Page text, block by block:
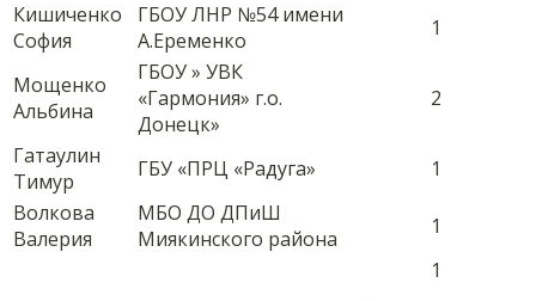
Кишиченко
София
ГБОУ ЛНР №54 имени
А.Еременко
1
Мощенко
Альбина
ГБОУ » УВК
«Гармония» г.о.
Донецк»
2
Гатаулин
Тимур
ГБУ «ПРЦ «Радуга»
1
Волкова
Валерия
МБО ДО ДПиШ
Миякинского района
1
1